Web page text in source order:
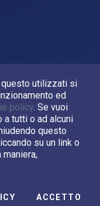
utilizzati si
ed
policy. Se vuoi
a tutti o ad alcuni
questo
su un link o
ACCETTO
03638121008
YouTube